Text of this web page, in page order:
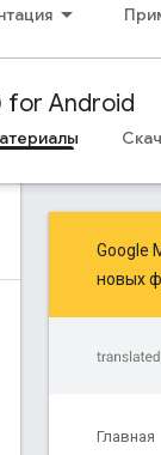
for Android
Google
новых
Главная